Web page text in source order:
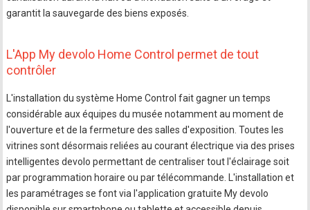
garantit la sauvegarde des biens exposés.
L'App My devolo Home Control permet de tout
contrôler
L'installation du système Home Control fait gagner un temps
considérable aux équipes du musée notamment au moment de
l'ouverture et de la fermeture des salles d'exposition. Toutes les
vitrines sont désormais reliées au courant électrique via des prises
intelligentes devolo permettant de centraliser tout l'éclairage soit
par programmation horaire ou par télécommande. L'installation et
les paramétrages se font via l'application gratuite My devolo